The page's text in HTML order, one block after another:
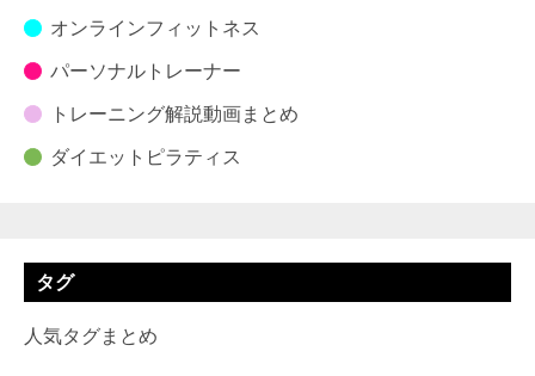
オンラインフィットネス
パーソナルトレーナー
トレーニング解説動画まとめ
ダイエットピラティス
タグ
人気タグまとめ